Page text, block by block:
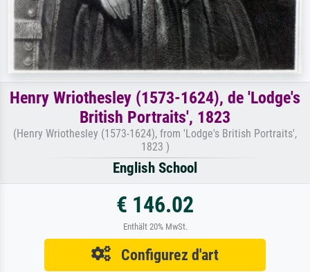
Henry Wriothesley (1573-1624), de 'Lodge's
British Portraits', 1823
(Henry Wriothesley (1573-1624), from 'Lodge's British Portraits',
1823 )
English School
€ 146.02
Enthält 20% MwSt.
Configurez d'art